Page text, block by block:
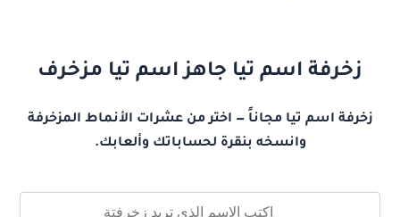
زخرفة اسم تيا جاهز اسم تيا مزخرف
زخرفة اسم تيا مجاناً — اختر من عشرات الأنماط المزخرفة
وانسخه بنقرة لحساباتك وألعابك.